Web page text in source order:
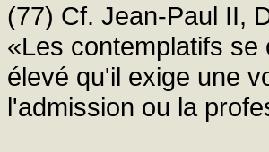
(77) Cf. Jean-Paul II,
«Les contemplatifs
élevé qu'il exige une
l'admission ou la